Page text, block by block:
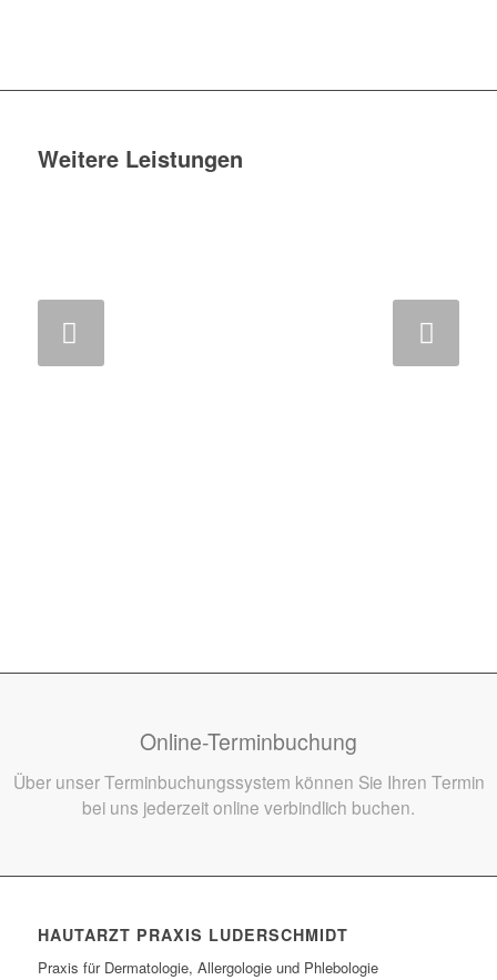
Weitere Leistungen
Online-Terminbuchung
Über unser Terminbuchungssystem können Sie Ihren Termin
bei uns jederzeit online verbindlich buchen.
HAUTARZT PRAXIS LUDERSCHMIDT
Praxis für Dermatologie, Allergologie und Phlebologie